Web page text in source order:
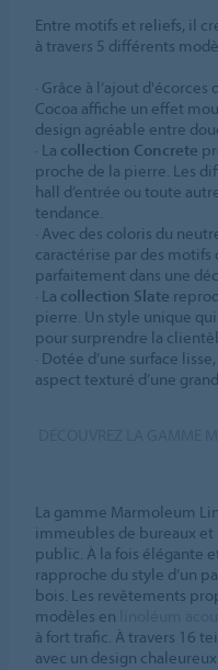
Entre motifs et reliefs, il
à travers 5 différents
· Grâce à l’ajout
Cocoa affiche un effet
design agréable entre
· La collection Concrete
proche de la pierre. Les
hall d’entrée ou toute
tendance.
· Avec des coloris du
caractérise par des motifs
parfaitement dans une
· La collection Slate
pierre. Un style unique
pour surprendre la
· Dotée d’une surface
aspect texturé d’une
La gamme Marmoleum
immeubles de bureaux
public. À la fois élégante
rapproche du style d’un
bois. Les revêtements
modèles en
à fort trafic. À travers 16
avec un design